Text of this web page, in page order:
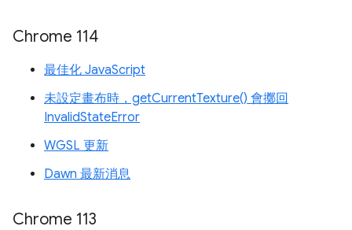
Chrome 114
最佳化 JavaScript
未設定畫布時，getCurrentTexture() 會擲回
InvalidStateError
WGSL 更新
Dawn 最新消息
Chrome 113